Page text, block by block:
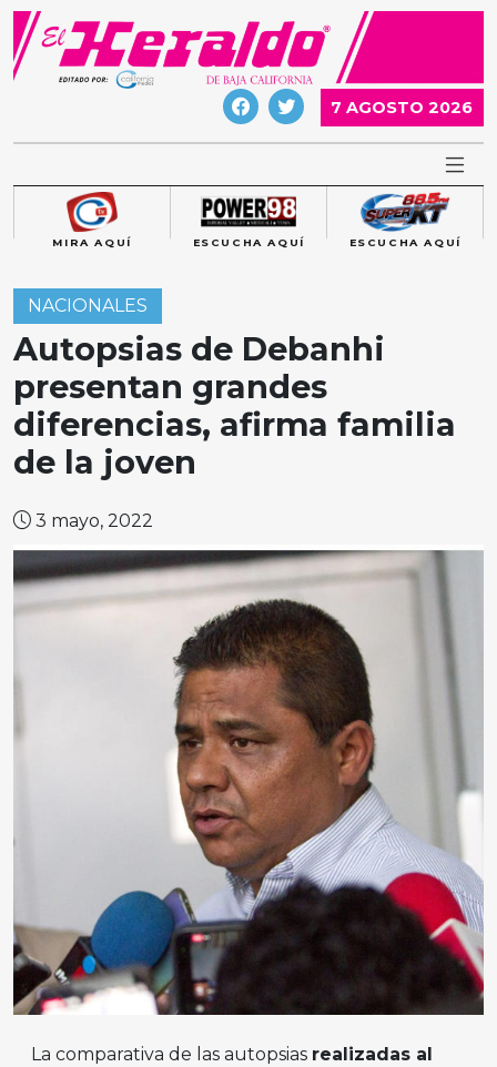
Skip
content
7 AGOSTO 2026
MIRA AQUÍ ESCUCHA AQUÍ ESCUCHA AQUÍ
NACIONALES
Autopsias de Debanhi
presentan grandes
diferencias, afirma familia
de la joven
3 mayo, 2022
La comparativa de las autopsias realizadas al